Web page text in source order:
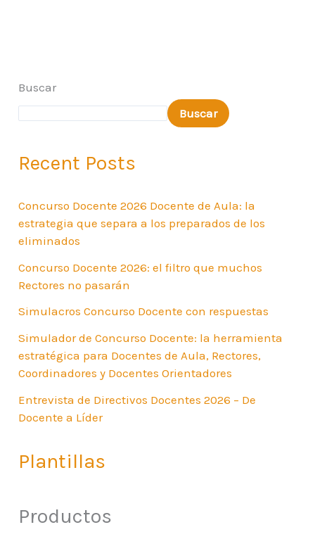
Buscar
Buscar
Recent Posts
Concurso Docente 2026 Docente de Aula: la
estrategia que separa a los preparados de los
eliminados
Concurso Docente 2026: el filtro que muchos
Rectores no pasarán
Simulacros Concurso Docente con respuestas
Simulador de Concurso Docente: la herramienta
estratégica para Docentes de Aula, Rectores,
Coordinadores y Docentes Orientadores
Entrevista de Directivos Docentes 2026 – De
Docente a Líder
Plantillas
Productos